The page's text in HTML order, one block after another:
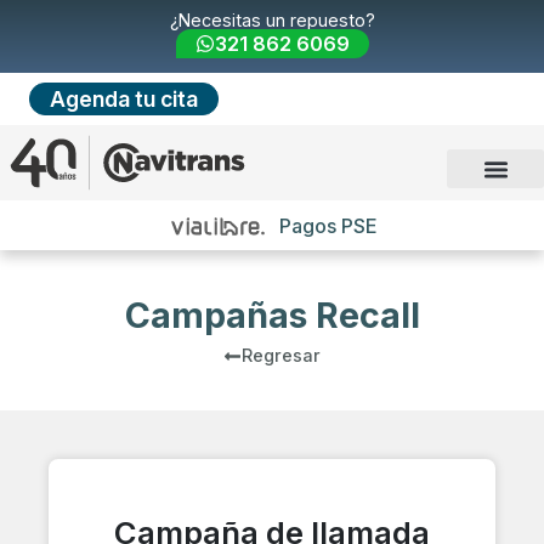
¿Necesitas un repuesto?
321 862 6069
Agenda tu cita
Pagos PSE
Campañas Recall
Regresar
Campaña de llamada